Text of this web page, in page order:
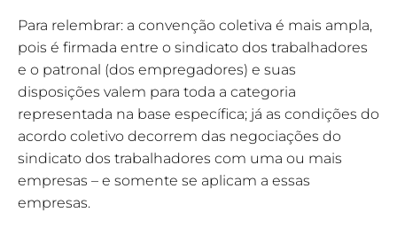
Para relembrar: a convenção coletiva é mais ampla,
pois é firmada entre o sindicato dos trabalhadores
e o patronal (dos empregadores) e suas
disposições valem para toda a categoria
representada na base específica; já as condições do
acordo coletivo decorrem das negociações do
sindicato dos trabalhadores com uma ou mais
empresas – e somente se aplicam a essas
empresas.